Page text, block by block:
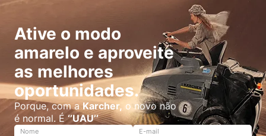
Ative o modo
amarelo e aproveite
as melhores
oportunidades.
Porque, com aKarcher, o novo não
é normal. É‘’UAU’’
Nome E-mail